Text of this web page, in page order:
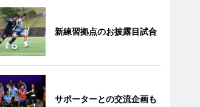
新練習拠点のお披露目試合
サポーターとの交流企画も